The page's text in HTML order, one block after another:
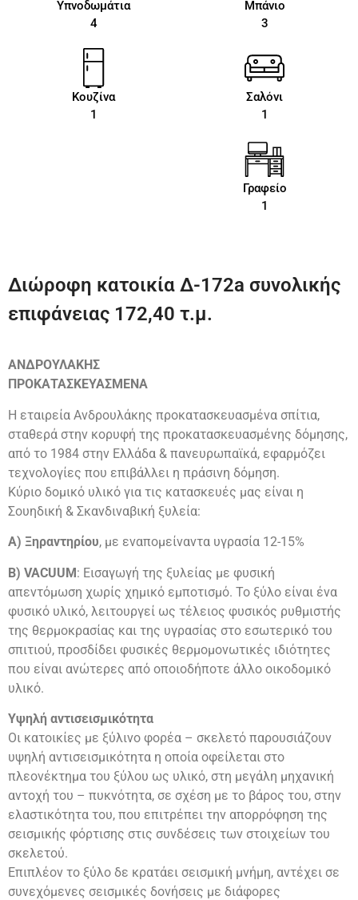
Υπνοδωμάτια
4
Μπάνιο
3
Κουζίνα
1
Σαλόνι
1
Γραφείο
1
Διώροφη κατοικία Δ-172a συνολικής
επιφάνειας 172,40 τ.μ.
ΑΝΔΡΟΥΛΑΚΗΣ
ΠΡΟΚΑΤΑΣΚΕΥΑΣΜΕΝΑ
Η εταιρεία Ανδρουλάκης προκατασκευασμένα σπίτια,
σταθερά στην κορυφή της προκατασκευασμένης δόμησης,
από το 1984 στην Ελλάδα & πανευρωπαϊκά, εφαρμόζει
τεχνολογίες που επιβάλλει η πράσινη δόμηση.
Κύριο δομικό υλικό για τις κατασκευές μας είναι η
Σουηδική & Σκανδιναβική ξυλεία:
Α) Ξηραντηρίου, με εναπομείναντα υγρασία 12-15%
Β) VACUUM: Εισαγωγή της ξυλείας με φυσική
απεντόμωση χωρίς χημικό εμποτισμό. Το ξύλο είναι ένα
φυσικό υλικό, λειτουργεί ως τέλειος φυσικός ρυθμιστής
της θερμοκρασίας και της υγρασίας στο εσωτερικό του
σπιτιού, προσδίδει φυσικές θερμομονωτικές ιδιότητες
που είναι ανώτερες από οποιοδήποτε άλλο οικοδομικό
υλικό.
Υψηλή αντισεισμικότητα
Οι κατοικίες με ξύλινο φορέα – σκελετό παρουσιάζουν
υψηλή αντισεισμικότητα η οποία οφείλεται στο
πλεονέκτημα του ξύλου ως υλικό, στη μεγάλη μηχανική
αντοχή του – πυκνότητα, σε σχέση με το βάρος του, στην
ελαστικότητα του, που επιτρέπει την απορρόφηση της
σεισμικής φόρτισης στις συνδέσεις των στοιχείων του
σκελετού.
Επιπλέον το ξύλο δε κρατάει σεισμική μνήμη, αντέχει σε
συνεχόμενες σεισμικές δονήσεις με διάφορες